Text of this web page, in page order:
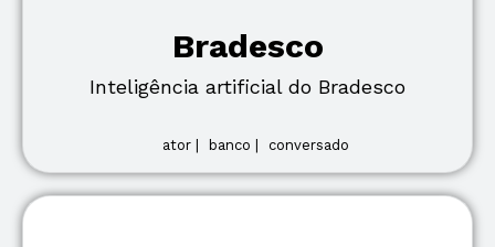
Bradesco
Inteligência artificial do Bradesco
ator | banco | conversado